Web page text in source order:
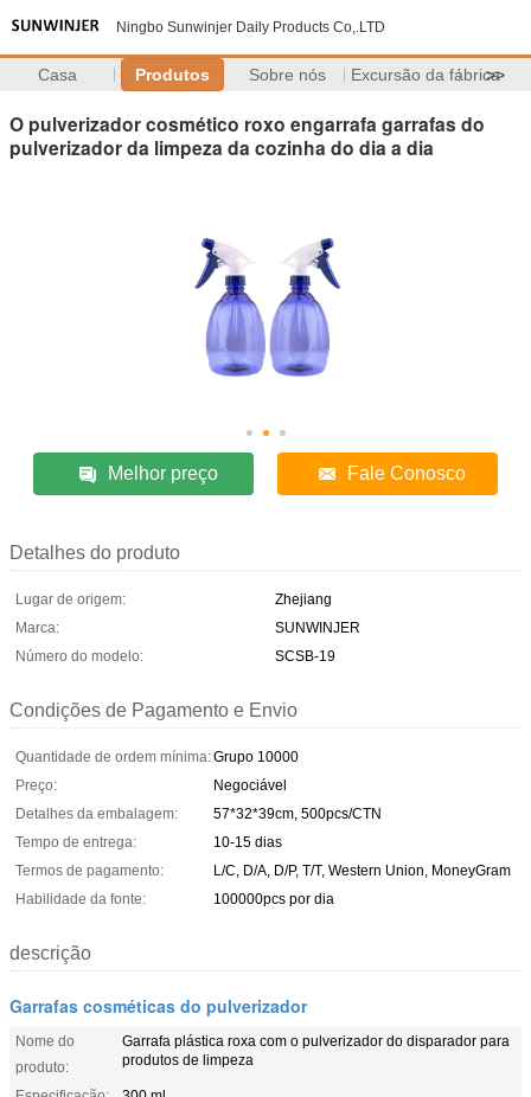
Ningbo Sunwinjer Daily Products Co,.LTD
Casa Produtos Sobre nós Excursão da fábrica
>>
O pulverizador cosmético roxo engarrafa garrafas do
pulverizador da limpeza da cozinha do dia a dia
Melhor preço Fale Conosco
Detalhes do produto
Lugar de origem:
Zhejiang
Marca:
SUNWINJER
Número do modelo:
SCSB-19
Condições de Pagamento e Envio
Quantidade de ordem mínima:Grupo 10000
Preço:
Negociável
Detalhes da embalagem:
57*32*39cm, 500pcs/CTN
Tempo de entrega:
10-15 dias
Termos de pagamento:
L/C, D/A, D/P, T/T, Western Union, MoneyGram
Habilidade da fonte:
100000pcs por dia
descrição
Garrafas cosméticas do pulverizador
Nome do
produto:
Garrafa plástica roxa com o pulverizador do disparador para
produtos de limpeza